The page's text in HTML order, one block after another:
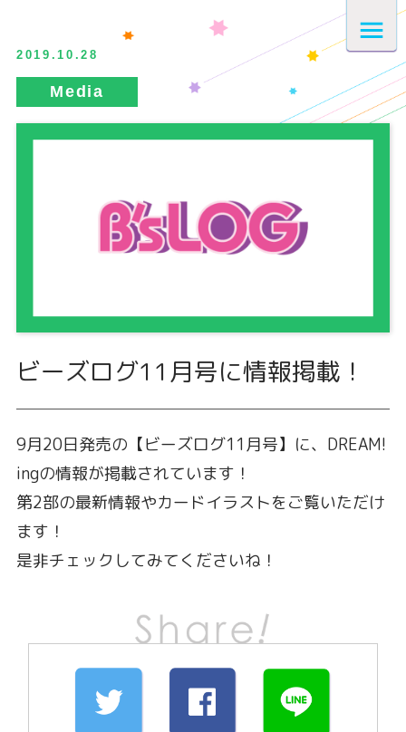
2019.10.28
ビーズログ11月号に情報掲載！
9月20日発売の【ビーズログ11月号】に、DREAM!
ingの情報が掲載されています！
第2部の最新情報やカードイラストをご覧いただけ
ます！
是非チェックしてみてくださいね！